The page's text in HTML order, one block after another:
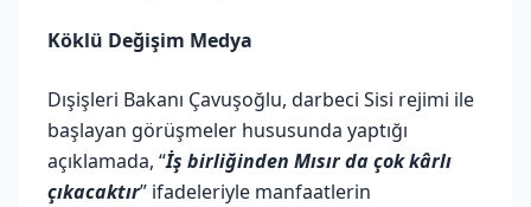
Köklü Değişim Medya
Dışişleri Bakanı Çavuşoğlu, darbeci Sisi rejimi ile
başlayan görüşmeler hususunda yaptığı
açıklamada, “İş birliğinden Mısır da çok kârlı
çıkacaktır” ifadeleriyle manfaatlerin